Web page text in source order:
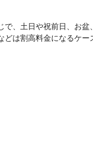
で、土日や祝前日、お盆
どは割高料金になるケー